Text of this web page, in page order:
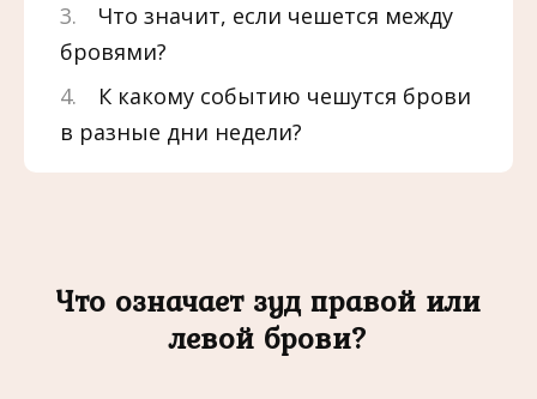
Что значит, если чешется между
бровями?
К какому событию чешутся брови
в разные дни недели?
Что означает зуд правой или
левой брови?